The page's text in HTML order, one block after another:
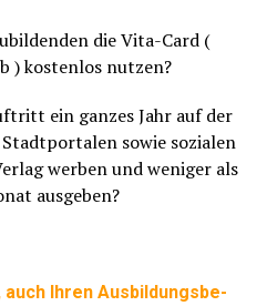
die Vita-Card (
) kos­ten­los nutzen?
ein gan­zes Jahr auf der
sowie sozia­len
wer­ben und weni­ger als
ausgeben?
auch Ihren Aus­bil­dungs­be­